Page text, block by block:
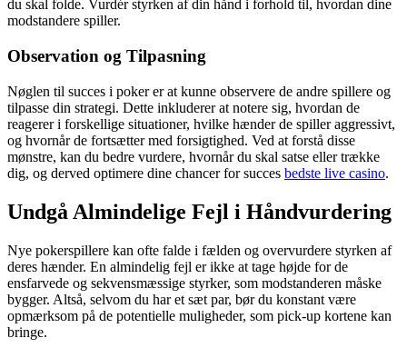
du skal folde. Vurdér styrken af din hånd i forhold til, hvordan dine
modstandere spiller.
Observation og Tilpasning
Nøglen til succes i poker er at kunne observere de andre spillere og
tilpasse din strategi. Dette inkluderer at notere sig, hvordan de
reagerer i forskellige situationer, hvilke hænder de spiller aggressivt,
og hvornår de fortsætter med forsigtighed. Ved at forstå disse
mønstre, kan du bedre vurdere, hvornår du skal satse eller trække
dig, og derved optimere dine chancer for succes bedste live casino.
Undgå Almindelige Fejl i Håndvurdering
Nye pokerspillere kan ofte falde i fælden og overvurdere styrken af
deres hænder. En almindelig fejl er ikke at tage højde for de
ensfarvede og sekvensmæssige styrker, som modstanderen måske
bygger. Altså, selvom du har et sæt par, bør du konstant være
opmærksom på de potentielle muligheder, som pick-up kortene kan
bringe.